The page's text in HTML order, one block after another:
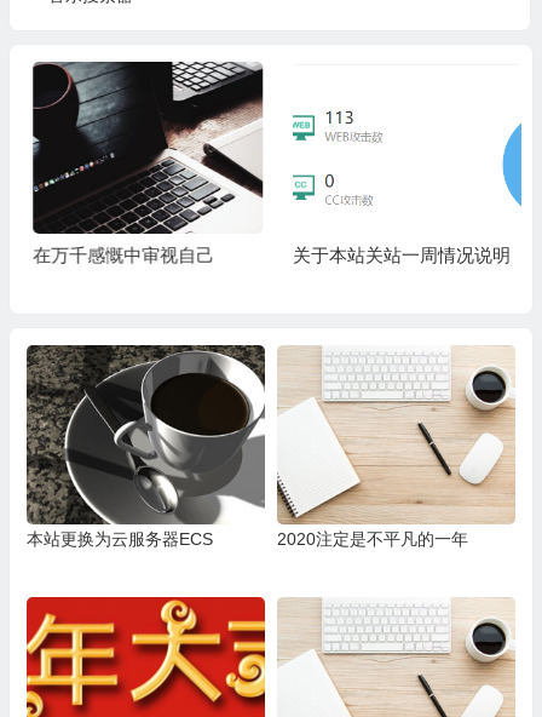
在万千感慨中审视自己 关于本站关站一周情况说明
本站更换为云服务器ECS 2020注定是不平凡的一年